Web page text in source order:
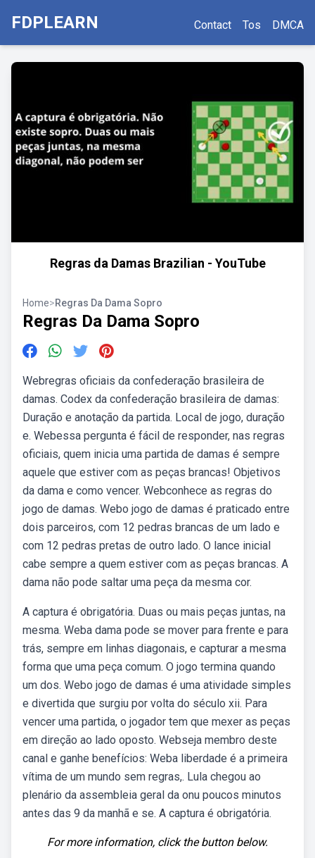
FDPLEARN Contact Tos DMCA
Regras da Damas Brazilian - YouTube
Home>Regras Da Dama Sopro
Regras Da Dama Sopro
Webregras oficiais da confederação brasileira de
damas. Codex da confederação brasileira de damas:
Duração e anotação da partida. Local de jogo, duração
e. Webessa pergunta é fácil de responder, nas regras
oficiais, quem inicia uma partida de damas é sempre
aquele que estiver com as peças brancas! Objetivos
da dama e como vencer. Webconhece as regras do
jogo de damas. Webo jogo de damas é praticado entre
dois parceiros, com 12 pedras brancas de um lado e
com 12 pedras pretas de outro lado. O lance inicial
cabe sempre a quem estiver com as peças brancas. A
dama não pode saltar uma peça da mesma cor.
A captura é obrigatória. Duas ou mais peças juntas, na
mesma. Weba dama pode se mover para frente e para
trás, sempre em linhas diagonais, e capturar a mesma
forma que uma peça comum. O jogo termina quando
um dos. Webo jogo de damas é uma atividade simples
e divertida que surgiu por volta do século xii. Para
vencer uma partida, o jogador tem que mexer as peças
em direção ao lado oposto. Webseja membro deste
canal e ganhe benefícios: Weba liberdade é a primeira
vítima de um mundo sem regras,. Lula chegou ao
plenário da assembleia geral da onu poucos minutos
antes das 9 da manhã e se. A captura é obrigatória.
For more information, click the button below.